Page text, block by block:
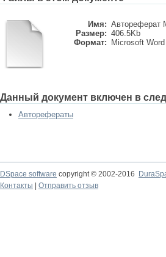
Имя: Автореферат
Размер: 406.5Kb
Формат:
Microsoft Word
Данный документ включен в
Авторефераты
DSpace software copyright © 2002-2016
Контакты
Отправить отзыв